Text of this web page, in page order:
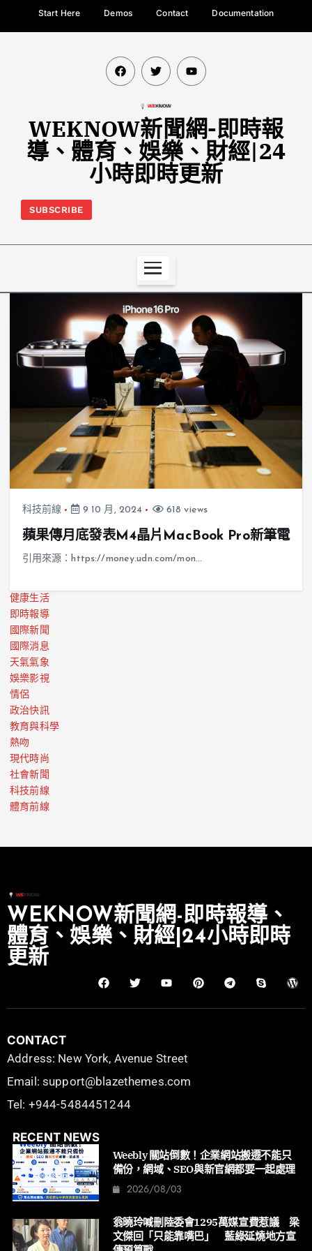
Start Here Demos Contact Documentation
WEKNOW新聞網-即時報
導、體育、娛樂、財經|24
小時即時更新
SUBSCRIBE
科技前線 9 10 月, 2024 618 views
蘋果傳月底發表M4晶片MacBook Pro新筆電
引用來源：https://money.udn.com/mon…
健康生活
即時報導
國際新聞
國際消息
天氣氣象
娛樂影視
情侶
政治快訊
教育與科學
熱吻
現代時尚
社會新聞
科技前線
體育前線
WEKNOW新聞網-即時報導、
體育、娛樂、財經|24小時即時
更新
CONTACT
Address: New York, Avenue Street
Email: support@blazethemes.com
Tel: +944-5484451244
RECENT NEWS
Weebly 關站倒數！企業網站搬遷不能只
備份，網域、SEO與新官網都要一起處理
2026/08/03
翁曉玲喊刪陸委會1295萬媒宣費惹議 梁
文傑回「只能靠嘴巴」 藍綠延燒地方宣